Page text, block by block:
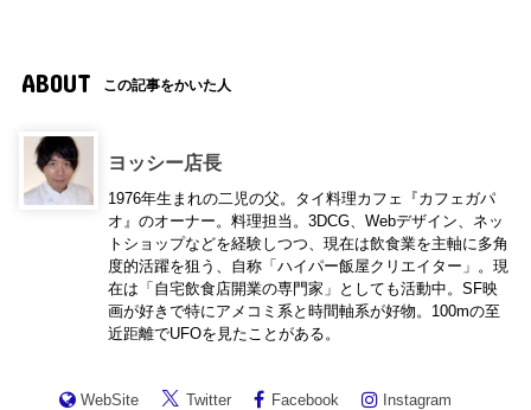
ABOUT この記事をかいた人
ヨッシー店長
1976年生まれの二児の父。タイ料理カフェ『カフェガパ
オ』のオーナー。料理担当。3DCG、Webデザイン、ネッ
トショップなどを経験しつつ、現在は飲食業を主軸に多角
度的活躍を狙う、自称「ハイパー飯屋クリエイター」。現
在は「自宅飲食店開業の専門家」としても活動中。SF映
画が好きで特にアメコミ系と時間軸系が好物。100mの至
近距離でUFOを見たことがある。
WebSite Twitter Facebook
Instagram